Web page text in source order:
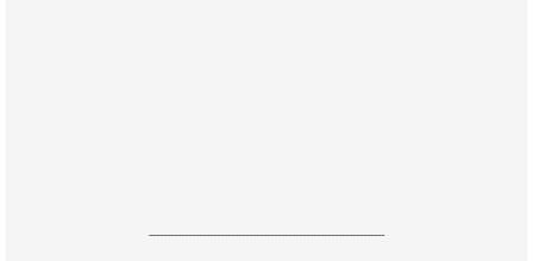
------------------------------------------------------------------